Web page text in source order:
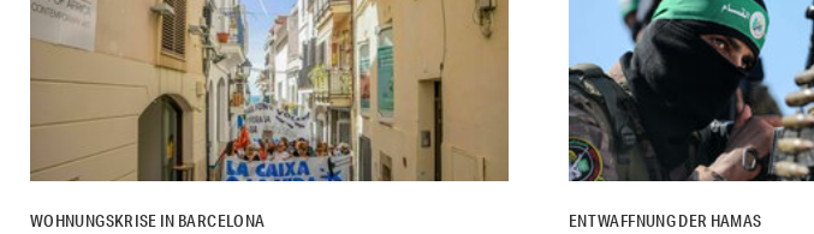
WOHNUNGSKRISE IN BARCELONA ENTWAFFNUNG DER HAMAS